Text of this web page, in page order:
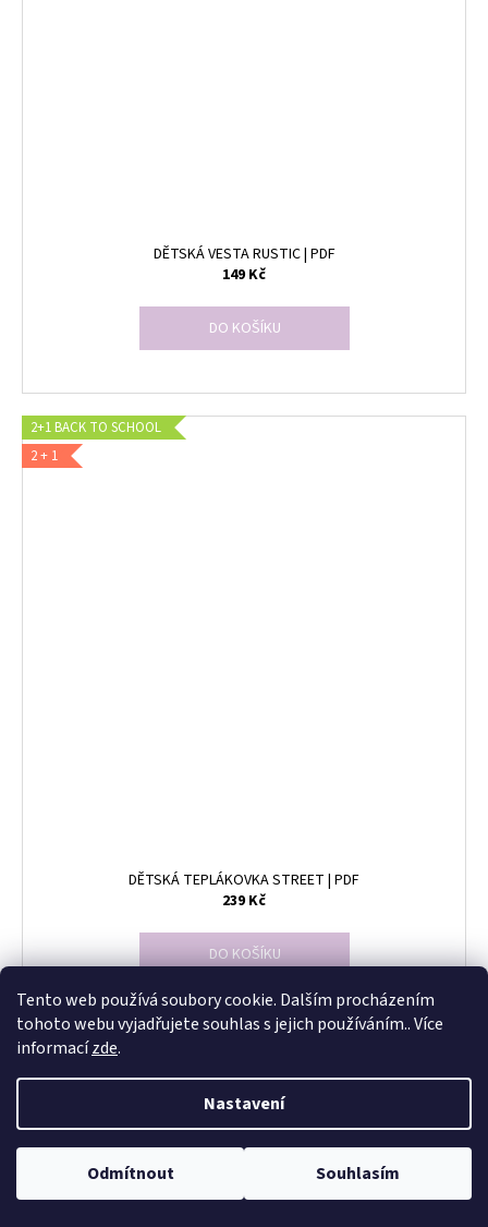
Tento web používá soubory cookie. Dalším procházením
tohoto webu vyjadřujete souhlas s jejich používáním.. Více
informacízde.
Nastavení
Odmítnout Souhlasím
DĚTSKÁ VESTA RUSTIC | PDF
149 Kč
DO KOŠÍKU
2+1 BACK TO SCHOOL
2 + 1
DĚTSKÁ TEPLÁKOVKA STREET | PDF
239 Kč
DO KOŠÍKU
O
NAČÍST 24 DALŠÍCH
S
t
r
n
1 10